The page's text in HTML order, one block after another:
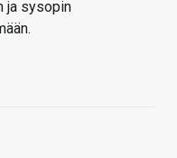
ja sysopin